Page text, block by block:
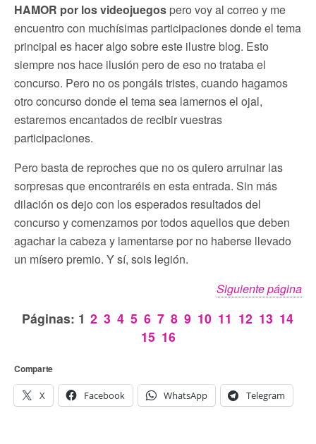
HAMOR por los videojuegos pero voy al correo y me
encuentro con muchísimas participaciones donde el tema
principal es hacer algo sobre este ilustre blog. Esto
siempre nos hace ilusión pero de eso no trataba el
concurso. Pero no os pongáis tristes, cuando hagamos
otro concurso donde el tema sea lamernos el ojal,
estaremos encantados de recibir vuestras
participaciones.
Pero basta de reproches que no os quiero arruinar las
sorpresas que encontraréis en esta entrada. Sin más
dilación os dejo con los esperados resultados del
concurso y comenzamos por todos aquellos que deben
agachar la cabeza y lamentarse por no haberse llevado
un mísero premio. Y sí, sois legión.
Siguiente página
Páginas: 1 2 3 4 5 6 7 8 9 10 11 12 13 14
15 16
Comparte
X Facebook WhatsApp Telegram